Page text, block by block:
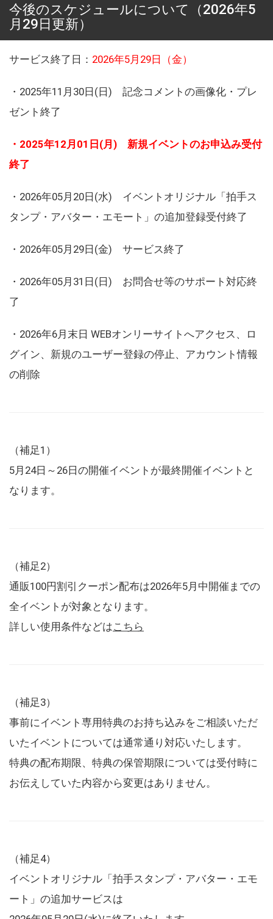
今後のスケジュールについて（2026年5
月29日更新）
サービス終了日： 2026年5月29日（金）
・2025年11月30日(日) 記念コメントの画像化・プレ
ゼント終了
・2025年12月01日(月) 新規イベントのお申込み受付
終了
・2026年05月20日(水) イベントオリジナル「拍手ス
タンプ・アバター・エモート」の追加登録受付終了
・2026年05月29日(金) サービス終了
・2026年05月31日(日) お問合せ等のサポート対応終
了
・2026年6月末日 WEBオンリーサイトへアクセス、ロ
グイン、新規のユーザー登録の停止、アカウント情報
の削除
（補足1）
5月24日～26日の開催イベントが最終開催イベントと
なります。
（補足2）
通販100円割引クーポン配布は2026年5月中開催までの
全イベントが対象となります。
詳しい使用条件などはこちら
（補足3）
事前にイベント専用特典のお持ち込みをご相談いただ
いたイベントについては通常通り対応いたします。
特典の配布期限、特典の保管期限については受付時に
お伝えしていた内容から変更はありません。
（補足4）
イベントオリジナル「拍手スタンプ・アバター・エモ
ート」の追加サービスは